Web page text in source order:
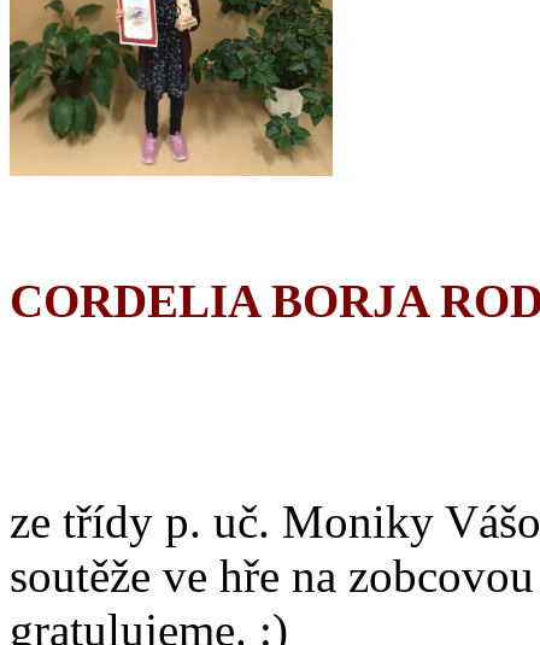
CORDELIA BORJA
ze třídy p. uč. Moniky
soutěže ve hře na
gratulujeme. :)